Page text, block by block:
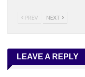
PREV NEXT
LEAVE A REPLY